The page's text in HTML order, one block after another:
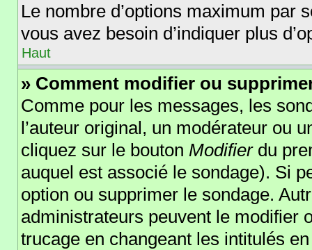
Le nombre d’options maximum par
vous avez besoin d’indiquer plus
Haut
» Comment modifier ou
Comme pour les messages, les
l’auteur original, un modérateur ou
cliquez sur le bouton Modifierdu
auquel est associé le sondage). Si
option ou supprimer le sondage.
administrateurs peuvent le modifier
trucage en changeant les intitulés